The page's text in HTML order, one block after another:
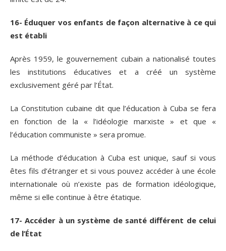
16- Éduquer vos enfants de façon alternative à ce qui
est établi
Après 1959, le gouvernement cubain a nationalisé toutes
les institutions éducatives et a créé un système
exclusivement géré par l’État.
La Constitution cubaine dit que l’éducation à Cuba se fera
en fonction de la « l’idéologie marxiste » et que «
l’éducation communiste » sera promue.
La méthode d’éducation à Cuba est unique, sauf si vous
êtes fils d’étranger et si vous pouvez accéder à une école
internationale où n’existe pas de formation idéologique,
même si elle continue à être étatique.
17- Accéder à un système de santé différent de celui
de l’État